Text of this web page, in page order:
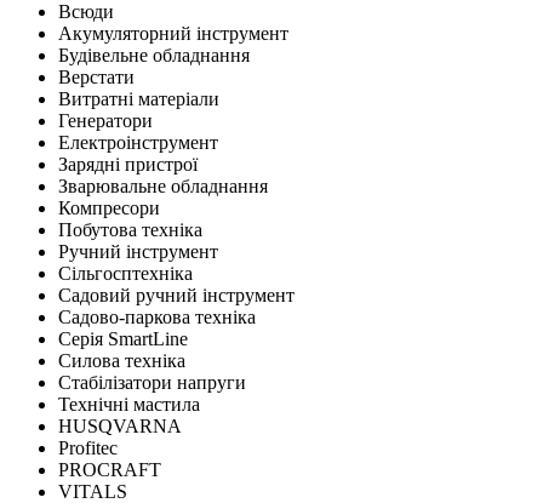
Всюди
Акумуляторний інструмент
Будівельне обладнання
Верстати
Витратні матеріали
Генератори
Електроінструмент
Зарядні пристрої
Зварювальне обладнання
Компресори
Побутова техніка
Ручний інструмент
Сільгосптехніка
Садовий ручний інструмент
Садово-паркова техніка
Серія SmartLine
Силова техніка
Стабілізатори напруги
Технічні мастила
HUSQVARNA
Profitec
PROCRAFT
VITALS